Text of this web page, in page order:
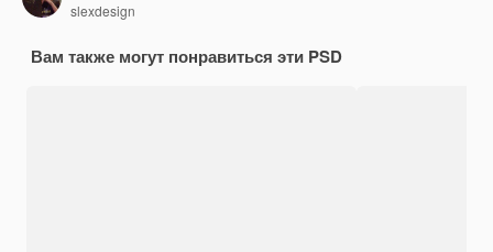
slexdesign
Вам также могут понравиться эти PSD